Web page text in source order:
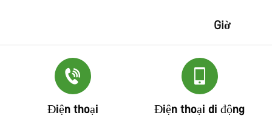
Giờ
Điện thoại Điện thoại di động